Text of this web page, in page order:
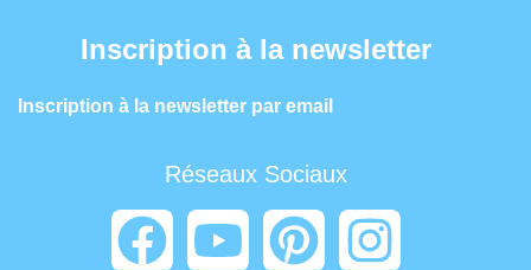
Inscription à la newsletter
Inscription à la newsletter par email
Réseaux Sociaux